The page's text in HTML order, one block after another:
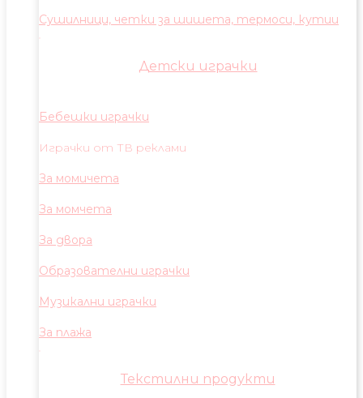
Сушилници, четки за шишета, термоси, кутии
Детски играчки
Бебешки играчки
Играчки от ТВ реклами
За момичета
За момчета
За двора
Образователни играчки
Музикални играчки
За плажа
Текстилни продукти